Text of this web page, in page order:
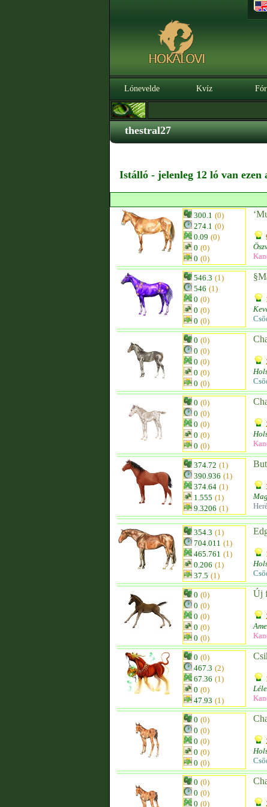
Lónevelde Kvíz
thestral27
Istálló - jelenleg 12 ló van ezen
300.1 (0)
274.1 (0)
0.09 (0)
0 (0)
0 (0)
546.3 (1)
546 (1)
0 (0)
0 (0)
0 (0)
0 (0)
0 (0)
0 (0)
0 (0)
0 (0)
0 (0)
0 (0)
0 (0)
0 (0)
0 (0)
374.72 (1)
390.936 (1)
374.64 (1)
1.555 (1)
9.3206 (1)
354.3 (1)
704.011 (1)
465.761 (1)
0.206 (1)
37.5 (1)
0 (0)
0 (0)
0 (0)
0 (0)
0 (0)
Új
0 (0)
467.3 (2)
67.36 (1)
0 (0)
47.93 (1)
0 (0)
0 (0)
0 (0)
0 (0)
0 (0)
0 (0)
0 (0)
0 (0)